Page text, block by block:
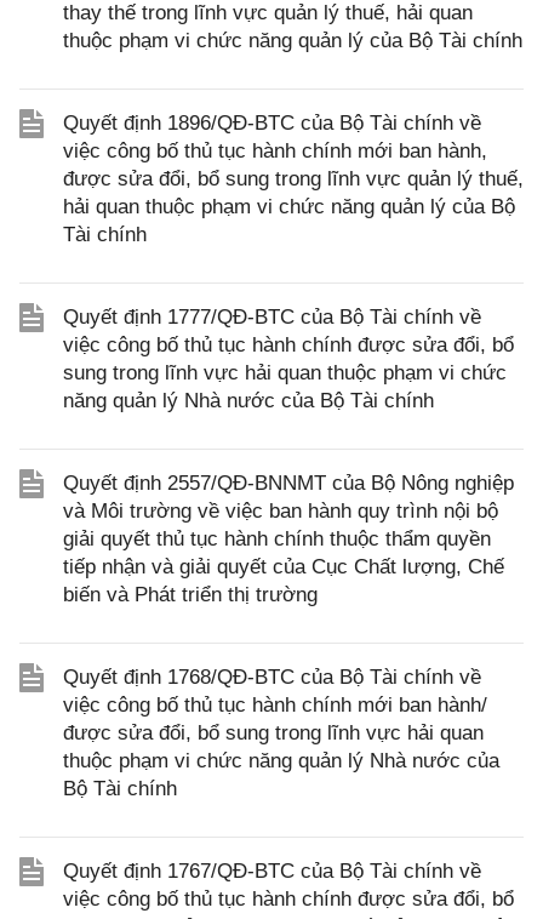
thay thế trong lĩnh vực quản lý thuế, hải quan
thuộc phạm vi chức năng quản lý của Bộ Tài chính
Quyết định 1896/QĐ-BTC của Bộ Tài chính về
việc công bố thủ tục hành chính mới ban hành,
được sửa đổi, bổ sung trong lĩnh vực quản lý thuế,
hải quan thuộc phạm vi chức năng quản lý của Bộ
Tài chính
Quyết định 1777/QĐ-BTC của Bộ Tài chính về
việc công bố thủ tục hành chính được sửa đổi, bổ
sung trong lĩnh vực hải quan thuộc phạm vi chức
năng quản lý Nhà nước của Bộ Tài chính
Quyết định 2557/QĐ-BNNMT của Bộ Nông nghiệp
và Môi trường về việc ban hành quy trình nội bộ
giải quyết thủ tục hành chính thuộc thẩm quyền
tiếp nhận và giải quyết của Cục Chất lượng, Chế
biến và Phát triển thị trường
Quyết định 1768/QĐ-BTC của Bộ Tài chính về
việc công bố thủ tục hành chính mới ban hành/
được sửa đổi, bổ sung trong lĩnh vực hải quan
thuộc phạm vi chức năng quản lý Nhà nước của
Bộ Tài chính
Quyết định 1767/QĐ-BTC của Bộ Tài chính về
việc công bố thủ tục hành chính được sửa đổi, bổ